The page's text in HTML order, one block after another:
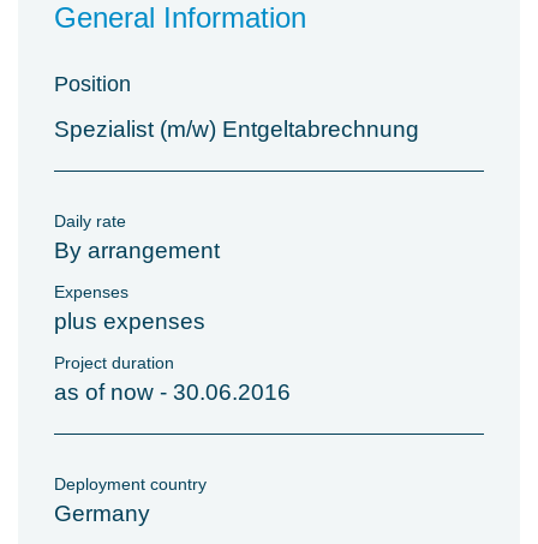
General Information
Position
Spezialist (m/w) Entgeltabrechnung
Daily rate
By arrangement
Expenses
plus expenses
Project duration
as of now - 30.06.2016
Deployment country
Germany